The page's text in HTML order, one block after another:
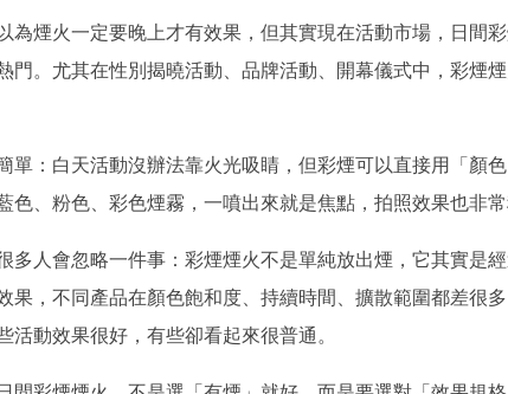
為煙火一定要晚上才有效果，但其實現在活動市場，日間
門。尤其在性別揭曉活動、品牌活動、開幕儀式中，彩煙
單：白天活動沒辦法靠火光吸睛，但彩煙可以直接用「顏
色、粉色、彩色煙霧，一噴出來就是焦點，拍照效果也非常
多人會忽略一件事：彩煙煙火不是單純放出煙，它其實是
果，不同產品在顏色飽和度、持續時間、擴散範圍都差很
活動效果很好，有些卻看起來很普通。